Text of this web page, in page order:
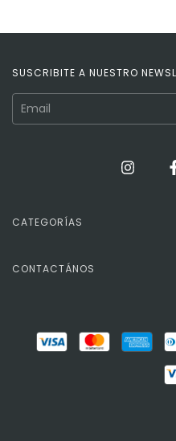
SUSCRIBITE A NUESTRO
CATEGORÍAS
CONTACTÁNOS